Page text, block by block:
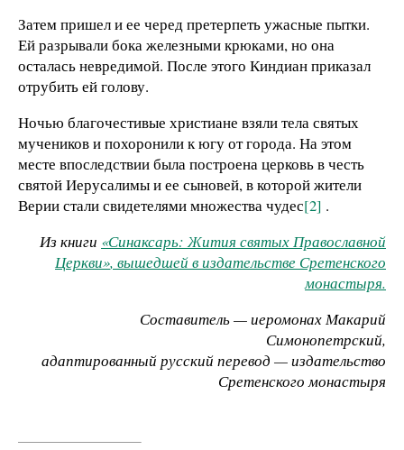
Затем пришел и ее черед претерпеть ужасные пытки.
Ей разрывали бока железными крюками, но она
осталась невредимой. После этого Киндиан приказал
отрубить ей голову.
Ночью благочестивые христиане взяли тела святых
мучеников и похоронили к югу от города. На этом
месте впоследствии была построена церковь в честь
святой Иерусалимы и ее сыновей, в которой жители
Верии стали свидетелями множества чудес[2] .
Из книги «Синаксарь: Жития святых Православной
Церкви», вышедшей в издательстве Сретенского
монастыря.
Составитель — иеромонах Макарий
Симонопетрский,
адаптированный русский перевод — издательство
Сретенского монастыря